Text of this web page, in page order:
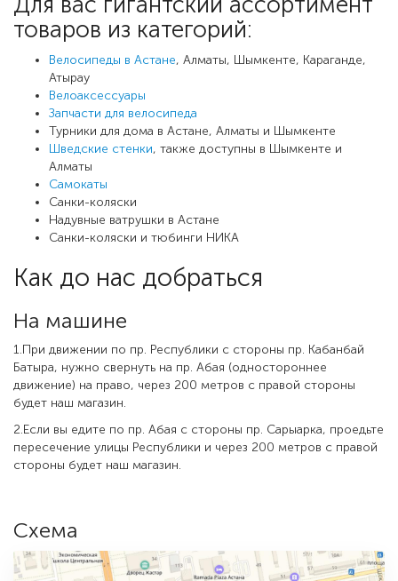
Для вас гигантский ассортимент
товаров из категорий:
Велосипеды в Астане , Алматы, Шымкенте, Караганде,
Атырау
Велоаксессуары
Запчасти для велосипеда
Турники для дома в Астане, Алматы и Шымкенте
Шведские стенки , также доступны в Шымкенте и
Алматы
Самокаты
Санки-коляски
Надувные ватрушки в Астане
Как до нас добраться
На машине
1.При движении по пр. Республики с стороны пр. Кабанбай
Батыра, нужно свернуть на пр. Абая (одностороннее
движение) на право, через 200 метров с правой стороны
будет наш магазин.
2.Если вы едите по пр. Абая с стороны пр. Сарыарка, проедьте
пересечение улицы Республики и через 200 метров с правой
стороны будет наш магазин.
Схема